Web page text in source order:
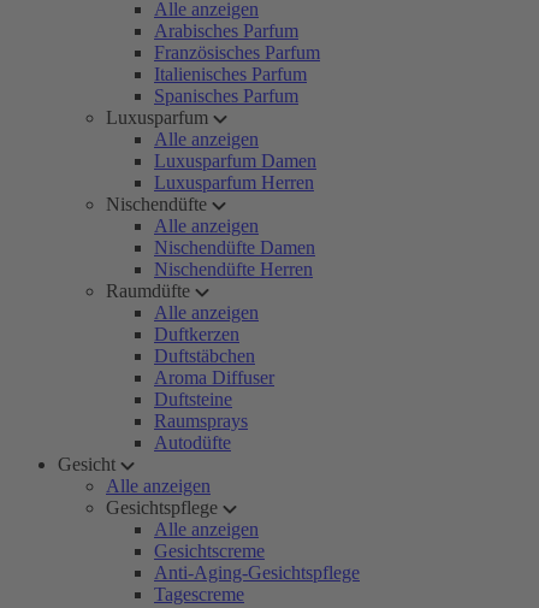
Alle anzeigen
Arabisches Parfum
Französisches Parfum
Italienisches Parfum
Spanisches Parfum
Luxusparfum
Alle anzeigen
Luxusparfum Damen
Luxusparfum Herren
Nischendüfte
Alle anzeigen
Nischendüfte Damen
Nischendüfte Herren
Raumdüfte
Alle anzeigen
Duftkerzen
Duftstäbchen
Aroma Diffuser
Duftsteine
Raumsprays
Autodüfte
Gesicht
Alle anzeigen
Gesichtspflege
Alle anzeigen
Gesichtscreme
Anti-Aging-Gesichtspflege
Tagescreme